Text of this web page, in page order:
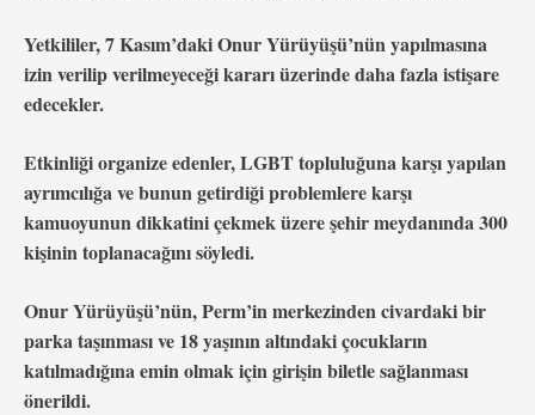
Yetkililer, 7 Kasım’daki Onur Yürüyüşü’nün yapılmasına
izin verilip verilmeyeceği kararı üzerinde daha fazla istişare
edecekler.
Etkinliği organize edenler, LGBT topluluğuna karşı yapılan
ayrımcılığa ve bunun getirdiği problemlere karşı
kamuoyunun dikkatini çekmek üzere şehir meydanında 300
kişinin toplanacağını söyledi.
Onur Yürüyüşü’nün, Perm’in merkezinden civardaki bir
parka taşınması ve 18 yaşının altındaki çocukların
katılmadığına emin olmak için girişin biletle sağlanması
önerildi.